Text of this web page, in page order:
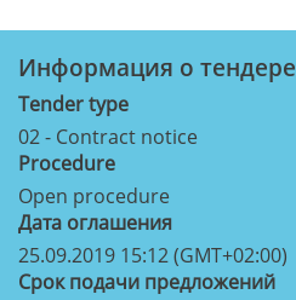
Информация о тендерe
Tender type
02 - Contract notice
Procedure
Open procedure
Дата оглашения
25.09.2019 15:12 (GMT+02:00)
Срок подачи предложений